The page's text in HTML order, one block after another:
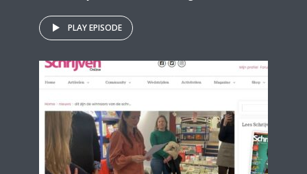
PLAY EPISODE